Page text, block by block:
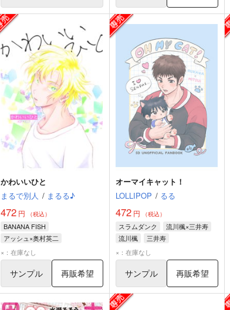
かわいいひと
まるで別人 / まるる♪
472 円 （税込）
BANANA FISH
アッシュ×奥村英二
アッシュ・リンクス
×：在庫なし
サンプル 再販希望
オーマイキャット！
LOLLIPOP / るる
472円 （税込）
スラムダンク
流川楓×三井寿
流川楓
三井寿
×：在庫なし
サンプル 再販希望